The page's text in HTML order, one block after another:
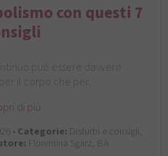
con questi 7
può essere davvero
il corpo che per…
di più
•Categorie: Disturbi e consigli,
Florentina Sgarz, BA